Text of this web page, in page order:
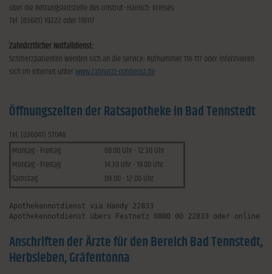
über die Rettungsleitstelle des Unstrut- Hainich- Kreises:
Tel. (03601) 19222 oder 116117
Zahnärztlicher Notfalldienst:
Schmerzpatienten wenden sich an die Service- Rufnummer 116 117 oder informieren
sich im Internet unterwww.zahnarzt-notdienst.de
Öffnungszeiten der Ratsapotheke in Bad Tennstedt
Tel. (036041) 57048
Montag - Freitag
08.00 Uhr - 12.30 Uhr
Montag - Freitag
14.30 Uhr - 18.00 Uhr
Samstag
09:00 - 12:00 Uhr
Apothekennotdienst via Handy 22833
Apothekennotdienst übers Festnetz 0800 00 22833 oder online
Anschriften der Ärzte für den Bereich Bad Tennstedt,
Herbsleben, Gräfentonna